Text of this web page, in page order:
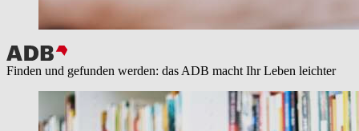
Finden und gefunden werden: das ADB macht Ihr Leben leichter